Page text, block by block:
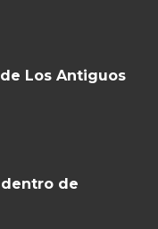
Los Antiguos
dentro de